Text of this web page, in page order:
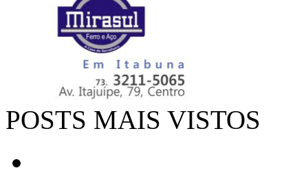
POSTS MAIS VISTOS